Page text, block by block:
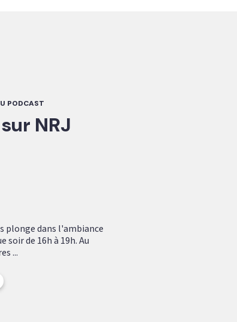
PODCAST
NRJ
plonge dans l'ambiance
soir de 16h à 19h. Au
...